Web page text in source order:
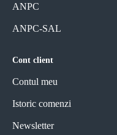
ANPC
ANPC-SAL
Cont client
Contul meu
Istoric comenzi
Newsletter